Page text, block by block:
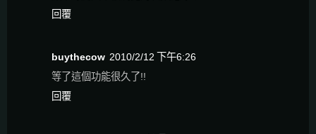
回覆
buythecow 2010/2/12 下午6:26
等了這個功能很久了!!
回覆